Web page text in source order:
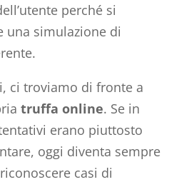
perché si
una simulazione di
ci troviamo di fronte a
truffa online. Se in
erano piuttosto
oggi diventa sempre
casi di